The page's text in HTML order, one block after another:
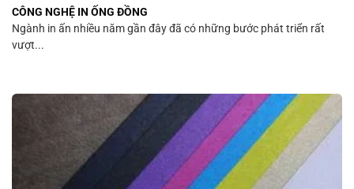
CÔNG NGHỆ IN ỐNG ĐỒNG
Ngành in ấn nhiều năm gần đây đã có những bước phát triển rất
vượt...